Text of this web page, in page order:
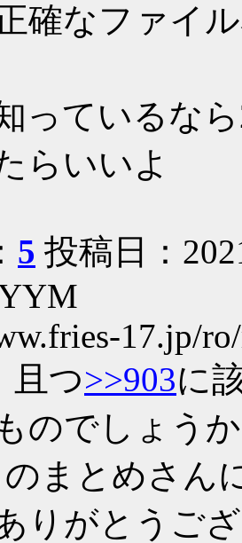
確なファイ
っているな
らいいよ
5 投稿日：
17.jp/
且つ>>903に
のでしょうか
まとめさん
りがとうご